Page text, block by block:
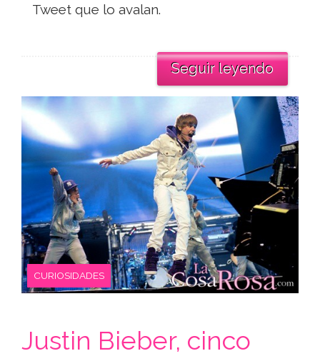
Tweet que lo avalan.
Seguir leyendo
CURIOSIDADES
Justin Bieber, cinco